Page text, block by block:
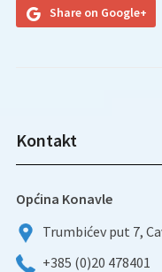
Share on Google+
Kontakt
Općina Konavle
Trumbićev put 7,
+385 (0)20 478401